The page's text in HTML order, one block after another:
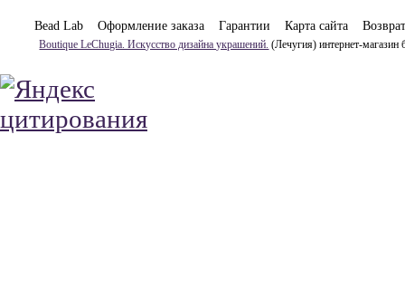
Bead Lab Оформление заказа Гарантии Карта сайта Возврат
Boutique LeChugia. Искусство дизайна украшений. (Лечугия) интернет-